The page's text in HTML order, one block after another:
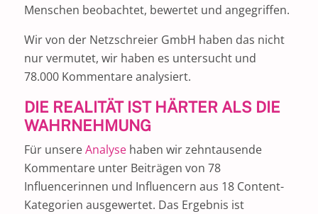
Menschen beobachtet, bewertet und angegriffen.
Wir von der Netzschreier GmbH haben das nicht
nur vermutet, wir haben es untersucht und
78.000 Kommentare analysiert.
DIE REALITÄT IST HÄRTER ALS DIE
WAHRNEHMUNG
Für unsereAnalyse haben wir zehntausende
Kommentare unter Beiträgen von 78
Influencerinnen und Influencern aus 18 Content-
Kategorien ausgewertet. Das Ergebnis ist